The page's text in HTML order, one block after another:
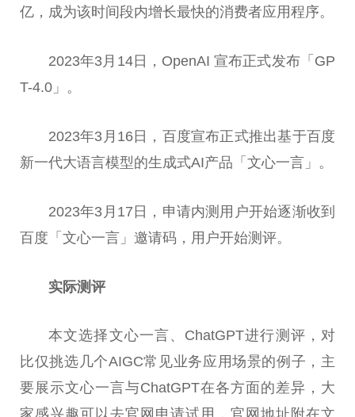
亿，成为该时间段内增长最快的消费者应用程序。
2023年3月14日，OpenAI 宣布正式发布「GP
T-4.0」。
2023年3月16日，百度宣布正式推出基于百度
新一代大语言模型的生成式AI产品「文心一言」。
2023年3月17日，申请内测用户开始逐渐收到
百度「文心一言」邀请码，用户开始测评。
实际测评
本文选择文心一言、ChatGPT进行测评，对
比仅挑选几个AIGC常见业务应用场景的例子，主
要展示文心一言与ChatGPT在各方面的差异，大